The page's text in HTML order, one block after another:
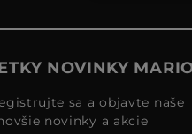
NOVINKY
sa a objavte naše
novinky a akcie